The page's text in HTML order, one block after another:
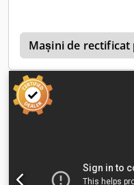
130 mm - Diametru
1200/840/H1680 mm -
Mașini de rectificat